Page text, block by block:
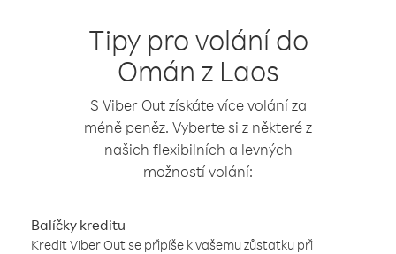
Tipy pro volání do
Omán z Laos
S Viber Out získáte více volání za
méně peněz. Vyberte si z některé z
našich flexibilních a levných
možností volání:
Balíčky kreditu
Kredit Viber Out se připíše k vašemu zůstatku při